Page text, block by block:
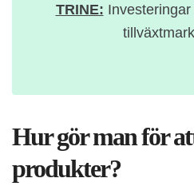
TRINE:
Hur gör man för
produkter?